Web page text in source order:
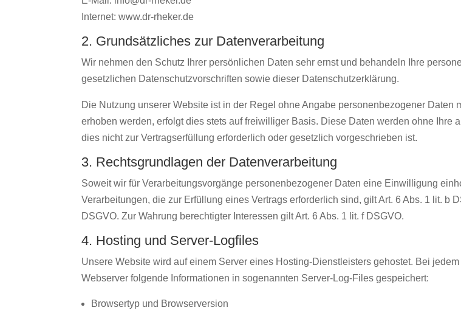
Internet: www.dr-rheker.de
2. Grundsätzliches zur Datenverarbeitung
Wir nehmen den Schutz Ihrer persönlichen Daten sehr ernst und behandeln Ihre
gesetzlichen Datenschutzvorschriften sowie dieser Datenschutzerklärung.
Die Nutzung unserer Website ist in der Regel ohne Angabe personenbezogener
erhoben werden, erfolgt dies stets auf freiwilliger Basis. Diese Daten werden ohne Ihre
dies nicht zur Vertragserfüllung erforderlich oder gesetzlich vorgeschrieben ist.
3. Rechtsgrundlagen der Datenverarbeitung
Soweit wir für Verarbeitungsvorgänge personenbezogener Daten eine Einwilligung
Verarbeitungen, die zur Erfüllung eines Vertrags erforderlich sind, gilt Art. 6 Abs. 1 lit. b
DSGVO. Zur Wahrung berechtigter Interessen gilt Art. 6 Abs. 1 lit. f DSGVO.
4. Hosting und Server-Logfiles
Unsere Website wird auf einem Server eines Hosting-Dienstleisters gehostet. Bei
Webserver folgende Informationen in sogenannten Server-Log-Files gespeichert:
Browsertyp und Browserversion